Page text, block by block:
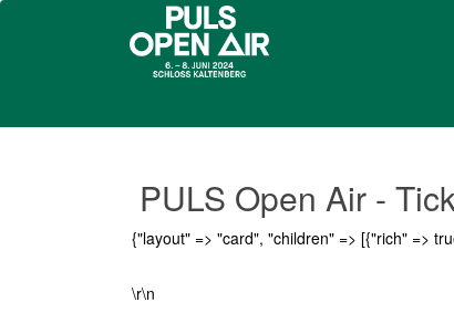
PULS Open Air -
{"layout" => "card", "children" => [{"rich" =>
\r\n